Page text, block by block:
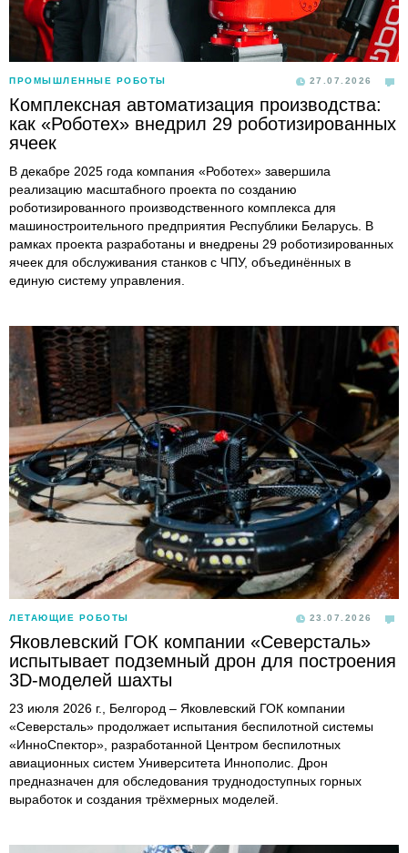
ПРОМЫШЛЕННЫЕ РОБОТЫ 27.07.2026
Комплексная автоматизация производства:
как «Роботех» внедрил 29 роботизированных
ячеек
В декабре 2025 года компания «Роботех» завершила
реализацию масштабного проекта по созданию
роботизированного производственного комплекса для
машиностроительного предприятия Республики Беларусь. В
рамках проекта разработаны и внедрены 29 роботизированных
ячеек для обслуживания станков с ЧПУ, объединённых в
единую систему управления.
ЛЕТАЮЩИЕ РОБОТЫ 23.07.2026
Яковлевский ГОК компании «Северсталь»
испытывает подземный дрон для построения
3D-моделей шахты
23 июля 2026 г., Белгород – Яковлевский ГОК компании
«Северсталь» продолжает испытания беспилотной системы
«ИнноСпектор», разработанной Центром беспилотных
авиационных систем Университета Иннополис. Дрон
предназначен для обследования труднодоступных горных
выработок и создания трёхмерных моделей.